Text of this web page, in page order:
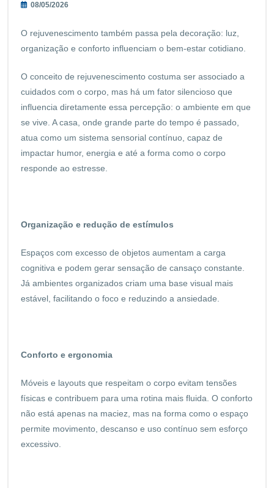
08/05/2026
O rejuvenescimento também passa pela decoração: luz,
organização e conforto influenciam o bem-estar cotidiano.
O conceito de rejuvenescimento costuma ser associado a
cuidados com o corpo, mas há um fator silencioso que
influencia diretamente essa percepção: o ambiente em que
se vive. A casa, onde grande parte do tempo é passado,
atua como um sistema sensorial contínuo, capaz de
impactar humor, energia e até a forma como o corpo
responde ao estresse.
Organização e redução de estímulos
Espaços com excesso de objetos aumentam a carga
cognitiva e podem gerar sensação de cansaço constante.
Já ambientes organizados criam uma base visual mais
estável, facilitando o foco e reduzindo a ansiedade.
Conforto e ergonomia
Móveis e layouts que respeitam o corpo evitam tensões
físicas e contribuem para uma rotina mais fluida. O conforto
não está apenas na maciez, mas na forma como o espaço
permite movimento, descanso e uso contínuo sem esforço
excessivo.